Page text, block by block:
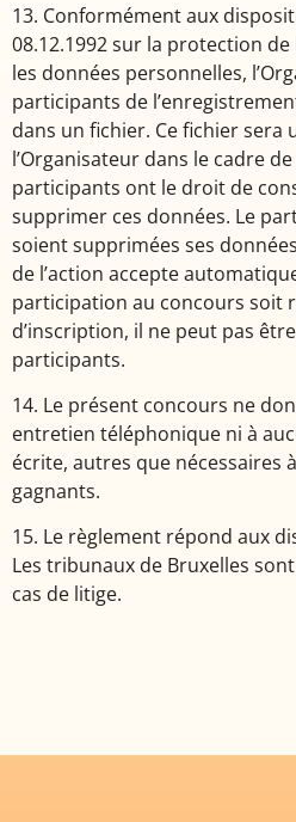
13. Conformément aux
08.12.1992 sur la protection
les données personnelles,
participants de
dans un fichier. Ce fichier
l’Organisateur dans le cadre
participants ont le droit de
supprimer ces données. Le
soient supprimées ses
de l’action accepte
participation au concours soit
d’inscription, il ne peut pas
participants.
14. Le présent concours ne
entretien téléphonique ni à
écrite, autres que nécessaires
gagnants.
15. Le règlement répond aux
Les tribunaux de Bruxelles
cas de litige.